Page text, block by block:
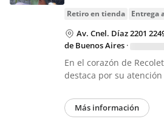
retiro en tienda
Av. Cnel. Díaz 2201
de Buenos Aires ·
En el corazón de
destaca por su
Más información